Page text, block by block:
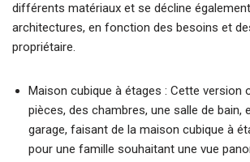
différents matériaux et se décline
architectures, en fonction des besoins et
propriétaire.
Maison cubique à étages : Cette version
pièces, des chambres, une salle de bain,
garage, faisant de la maison cubique à
pour une famille souhaitant une vue